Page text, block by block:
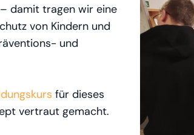
damit tragen wir eine
von Kindern und
und
für dieses
vertraut gemacht.